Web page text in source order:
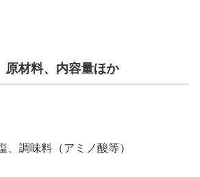
原材料、内容量ほか
、調味料（アミノ酸等）